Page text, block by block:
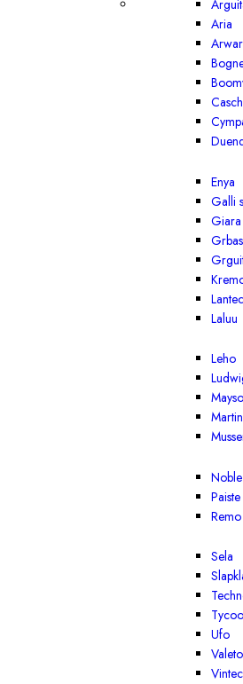
Aria
Enya
Galli
Lantec
Laluu
Leho
Noble
Paiste
Remo
Sela
Ufo